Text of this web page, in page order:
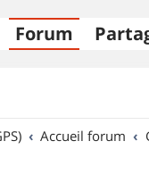
Forum
Accueil forum